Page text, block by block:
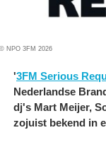
© NPO 3FM 2026
'3FM Serious
Nederlandse
dj's Mart Meijer,
zojuist bekend in